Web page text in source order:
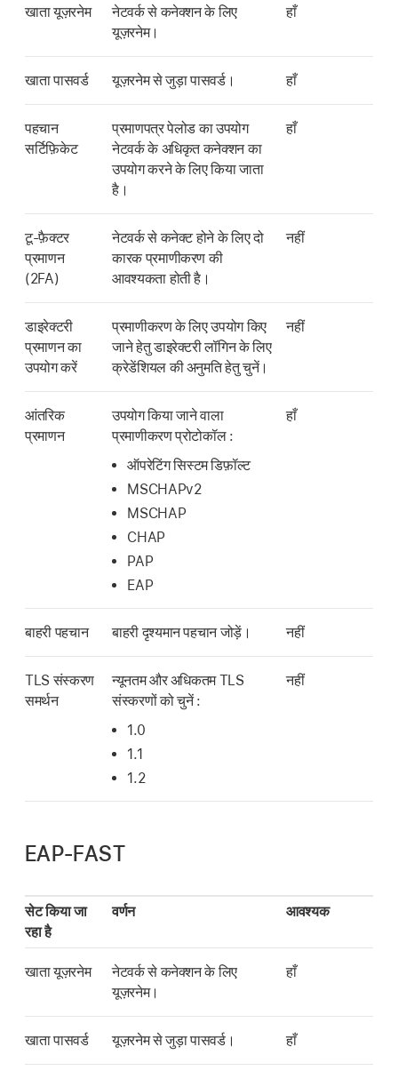
खाता यूज़रनेम
नेटवर्क से कनेक्शन के लिए
यूज़रनेम।
हाँ
खाता पासवर्ड यूज़रनेम से जुड़ा पासवर्ड। हाँ
पहचान
सर्टिफ़िकेट
प्रमाणपत्र पेलोड का उपयोग
नेटवर्क के अधिकृत कनेक्शन का
उपयोग करने के लिए किया जाता
है।
हाँ
टू-फ़ैक्टर
प्रमाणन
(2FA)
नेटवर्क से कनेक्ट होने के लिए दो
कारक प्रमाणीकरण की
आवश्यकता होती है।
नहीं
डाइरेक्टरी
प्रमाणन का
उपयोग करें
प्रमाणीकरण के लिए उपयोग किए
जाने हेतु डाइरेक्टरी लॉगिन के लिए
क्रेडेंशियल की अनुमति हेतु चुनें।
नहीं
आंतरिक
प्रमाणन
उपयोग किया जाने वाला
प्रमाणीकरण प्रोटोकॉल :
ऑपरेटिंग सिस्टम डिफ़ॉल्ट
MSCHAPv2
MSCHAP
CHAP
PAP
EAP
हाँ
बाहरी पहचान बाहरी दृश्यमान पहचान जोड़ें। नहीं
TLS संस्करण
समर्थन
न्यूनतम और अधिकतम TLS
संस्करणों को चुनें :
1.0
1.1
1.2
नहीं
EAP-FAST
सेट किया जा
रहा है
वर्णन आवश्यक
खाता यूज़रनेम
नेटवर्क से कनेक्शन के लिए
यूज़रनेम।
हाँ
खाता पासवर्ड यूज़रनेम से जुड़ा पासवर्ड। हाँ